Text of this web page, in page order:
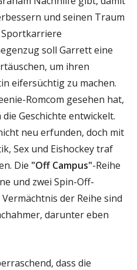
und seinen Traum
soll Garrett eine
um ihren
eifersüchtig zu machen.
Romcom gesehen hat,
Geschichte entwickelt.
neu erfunden, doch mit
Sex und Eishockey traf
Die "Off Campus"-Reihe
und zwei Spin-Off-
der Reihe sind
darunter eben
dass die